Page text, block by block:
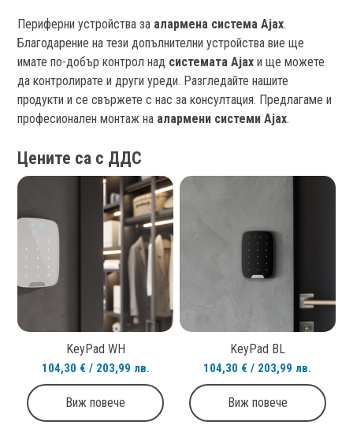
Периферни устройства за алармена система Ajax.
Благодарение на тези допълнителни устройства вие ще
имате по-добър контрол над системата Ajax и ще можете
да контролирате и други уреди. Разгледайте нашите
продукти и се свържете с нас за консултация. Предлагаме и
професионален монтаж на алармени системи Ajax.
Цените са с ДДС
KeyPad WH
104,30 € / 203,99 лв.
Виж повече
KeyPad BL
104,30 € / 203,99 лв.
Виж повече